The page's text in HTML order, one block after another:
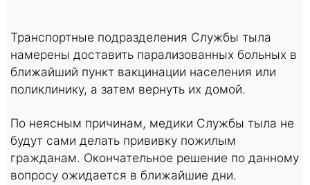
Транспортные подразделения Службы тыла
намерены доставить парализованных больных в
ближайший пункт вакцинации населения или
поликлинику, а затем вернуть их домой.
По неясным причинам, медики Службы тыла не
будут сами делать прививку пожилым
гражданам. Окончательное решение по данному
вопросу ожидается в ближайшие дни.